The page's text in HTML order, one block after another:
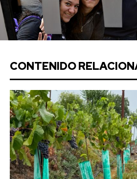
CONTENIDO